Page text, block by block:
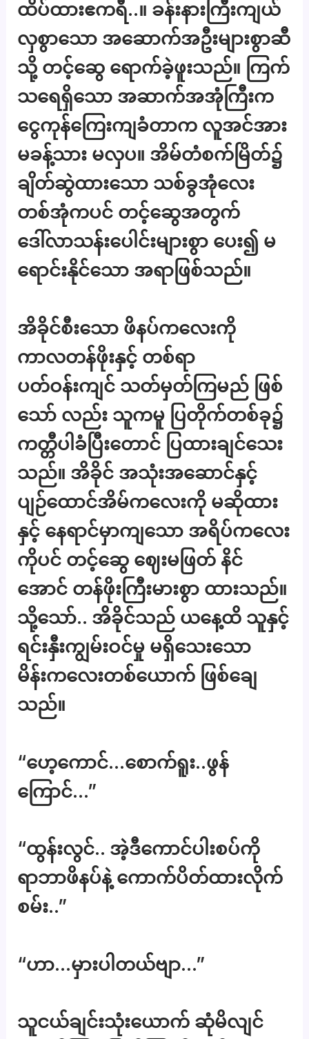
ထိပ်ထားဧကရီ..။ ခန်းနားကြီးကျယ်
လှစွာသော အဆောက်အဦးများစွာဆီ
သို့ တင့်ဆွေ ရောက်ခဲ့ဖူးသည်။ ကြက်
သရေရှိသော အဆာက်အအုံကြီးက
ငွေကုန်ကြေးကျခံတာက လူအင်အား
မခန့်သား မလှပ။ အိမ်တံစက်မြိတ်၌
ချိတ်ဆွဲထားသော သစ်ခွအုံလေး
တစ်အုံကပင် တင့်ဆွေအတွက်
ဒေါ်လာသန်းပေါင်းများစွာ ပေး၍ မ
ရောင်းနိုင်သော အရာဖြစ်သည်။
အိခိုင်စီးသော ဖိနပ်ကလေးကို
ကာလတန်ဖိုးနှင့် တစ်ရာ
ပတ်ဝန်းကျင် သတ်မှတ်ကြမည် ဖြစ်
သော် လည်း သူကမူ ပြတိုက်တစ်ခု၌
ကတ္တီပါခံပြီးတောင် ပြထားချင်သေး
သည်။ အိခိုင် အသုံးအဆောင်နှင့်
ပျဉ်ထောင်အိမ်ကလေးကို မဆိုထား
နှင့် နေရာင်မှာကျသော အရိပ်ကလေး
ကိုပင် တင့်ဆွေ ဈေးမဖြတ် နိင်
အောင် တန်ဖိုးကြီးမားစွာ ထားသည်။
သို့သော်.. အိခိုင်သည် ယနေ့ထိ သူနှင့်
ရင်းနှီးကျွမ်းဝင်မှု မရှိသေးသော
မိန်းကလေးတစ်ယောက် ဖြစ်ချေ
သည်။
“ဟေ့ကောင်…စောက်ရူး..ဖွန်
ကြောင်…”
“ထွန်းလွင်.. အဲ့ဒီကောင်ပါးစပ်ကို
ရာဘာဖိနပ်နဲ့ ကောက်ပိတ်ထားလိုက်
စမ်း..”
“ဟာ…မှားပါတယ်ဗျာ…”
သူငယ်ချင်းသုံးယောက် ဆုံမိလျင်